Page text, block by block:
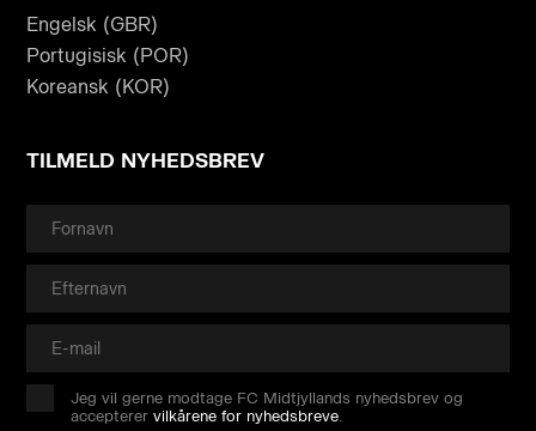
Engelsk (GBR)
Portugisisk (POR)
Koreansk (KOR)
TILMELD NYHEDSBREV
Jeg vil gerne modtage FC Midtjyllands nyhedsbrev og
accepterervilkårene for nyhedsbreve.